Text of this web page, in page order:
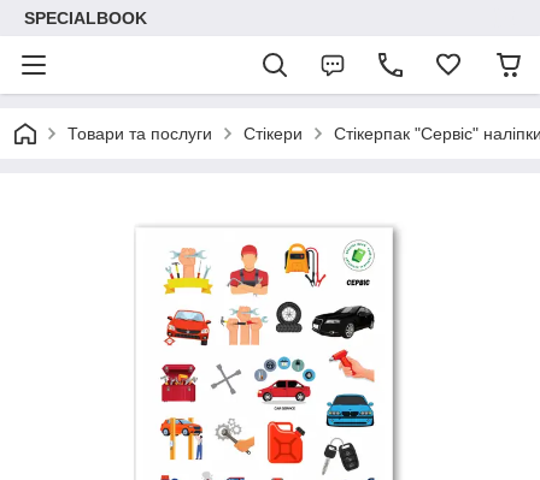
SPECIALBOOK
Товари та послуги Стікери Стікерпак "Сервіс"